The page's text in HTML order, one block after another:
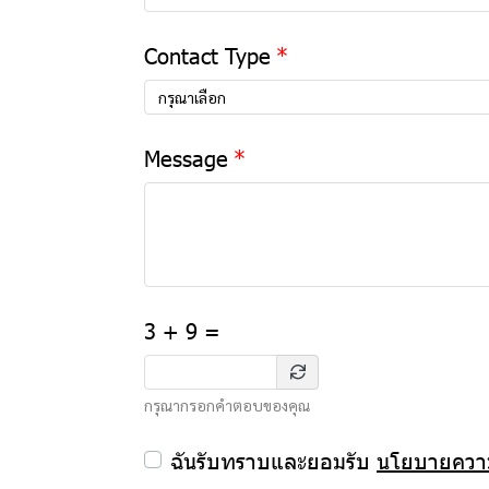
Contact Type
กรุณาเลือก
Message
3 + 9 =
กรุณากรอกคำตอบของคุณ
ฉันรับทราบและยอมรับ นโยบายคว